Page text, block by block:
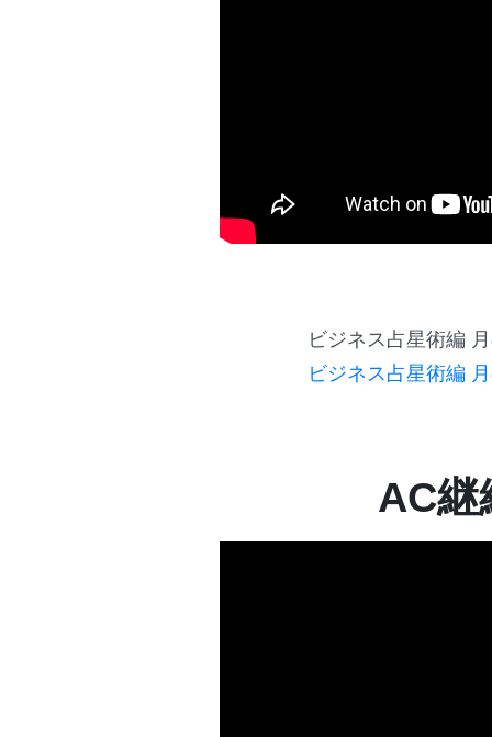
ビジネス占星術編
ビジネス占星術編
AC継